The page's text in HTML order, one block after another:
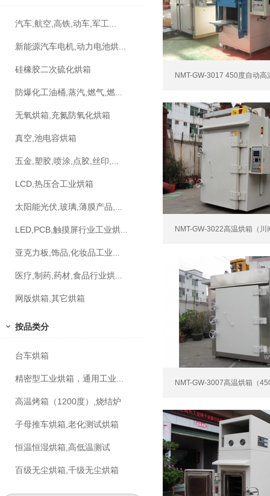
汽车,航空,高铁,动车,军工...
新能源汽车电机,动力电池烘...
硅橡胶二次硫化烘箱
防爆化工油桶,蒸汽,燃气,燃...
无氧烘箱,充氮防氧化烘箱
真空,池电容烘箱
五金,塑胶,喷涂,点胶,丝印,...
LCD,热压合工业烘箱
太阳能光伏,玻璃,薄膜产品,...
LED,PCB,触摸屏行业工业烘...
亚克力板,饰品,化妆品工业...
医疗,制药,药材,食品行业烘...
网版烘箱,其它烘箱
按品类分
台车烘箱
精密型工业烘箱，通用工业...
高温烤箱（1200度）,烧结炉
子母推车烘箱,老化测试烘箱
恒温恒湿烘箱,高低温测试
百级无尘烘箱,千级无尘烘箱
NMT-GW-3017 450度自动高
NMT-GW-3022高温烘箱（川
NMT-GW-3007高温烘箱（